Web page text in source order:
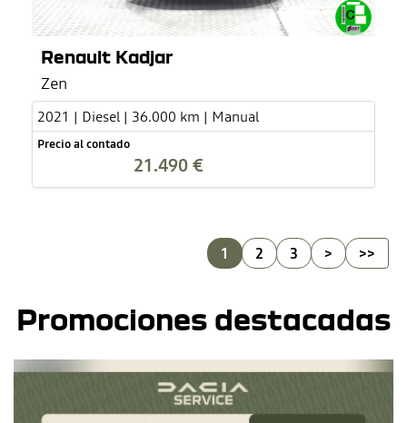
Renault Kadjar
Zen
2021 | Diesel | 36.000 km | Manual
Precio al contado
21.490 €
1 2 3 > >>
Promociones destacadas